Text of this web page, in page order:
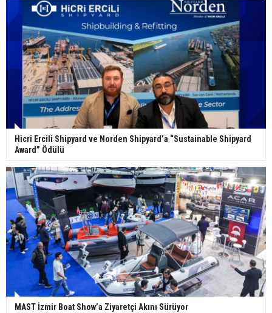
Hicri Ercili Shipyard ve Norden Shipyard’a “Sustainable Shipyard
Award” Ödülü
MAST İzmir Boat Show’a Ziyaretçi Akını Sürüyor